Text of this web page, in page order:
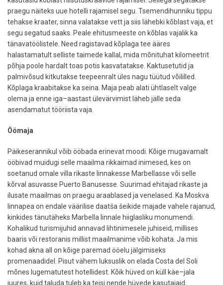
praegu näiteks uue hotelli rajamisel segu. Tsemendihunniku tippu
tehakse kraater, sinna valatakse vett ja siis lähebki kõblast vaja, et
segu segatud saaks. Peale ehitusmeeste on kõblas vajalik ka
tänavatöölistele. Need ragistavad kõplaga tee ääres
halastamatult selliste taimede kallal, mida mõnituhat kilomeetrit
põhja poole hardalt toas potis kasvatatakse. Kaktusetutid ja
palmivõsud kitkutakse teepeenralt üles nagu tüütud võililled.
Kõplaga kraabitakse ka seina. Maja peab alati ühtlaselt valge
olema ja enne iga–aastast ülevärvimist läheb jälle seda
asendamatut tööriista vaja.
Öömaja
Päikeserannikul võib ööbada erinevat moodi. Kõige mugavamalt
ööbivad muidugi selle maailma rikkaimad inimesed, kes on
soetanud omale villa rikaste linnakesse Marbellasse või selle
kõrval asuvasse Puerto Banusesse. Suurimad ehitajad rikaste ja
ilusate maailmas on praegu araablased ja venelased. Ka Moskva
linnapea on endale väärilise daatša šeikide majade vahele rajanud,
kinkides tänutäheks Marbella linnale hiiglasliku monumendi.
Kohalikud turismijuhid annavad lihtinimesele juhiseid, millises
baaris või restoranis millist maailmanime võib kohata. Ja mis
kohad akna all on kõige paremad ööelu jälgimiseks
promenaadidel. Pisut vähem luksuslik on elada Costa del Soli
mõnes lugematutest hotellidest. Kõik hüved on küll käe–jala
juures, kuid taluda tuleb ka teisi nende hüvede kasutajaid.